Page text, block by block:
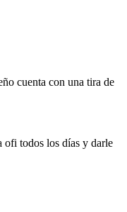
cuenta con una tira de
ofi todos los días y darle